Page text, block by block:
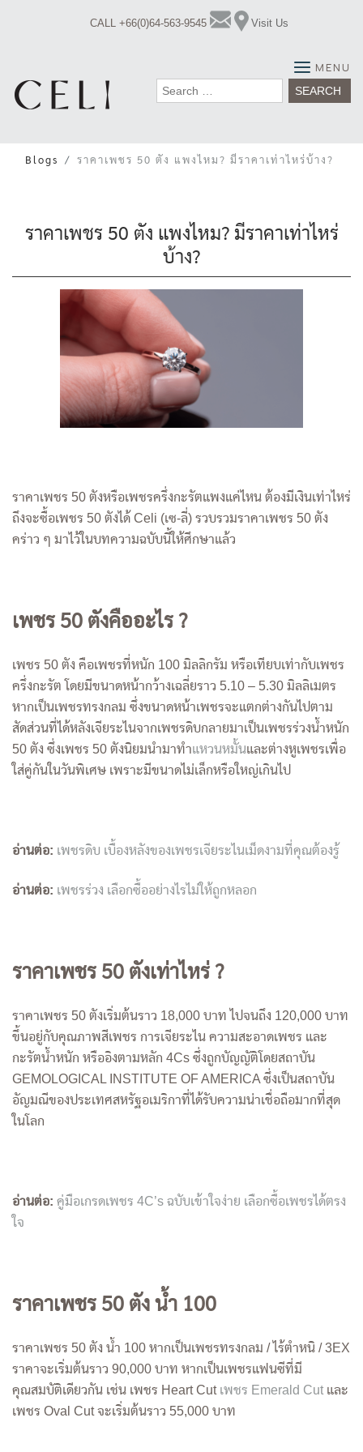
CALL +66(0)64-563-9545 Visit Us
Search
MENU
Blogs ราคาเพชร 50 ตัง แพงไหม? มีราคาเท่าไหร่บ้าง?
ราคาเพชร 50 ตัง แพงไหม? มีราคาเท่าไหร่
บ้าง?
ราคาเพชร 50 ตังหรือเพชรครึ่งกะรัตแพงแค่ไหน ต้องมีเงินเท่าไหร่
ถึงจะซื้อเพชร 50 ตังได้ Celi (เซ-ลี่) รวบรวมราคาเพชร 50 ตัง
คร่าว ๆ มาไว้ในบทความฉบับนี้ให้ศึกษาแล้ว
เพชร 50 ตังคืออะไร ?
เพชร 50 ตัง คือเพชรที่หนัก 100 มิลลิกรัม หรือเทียบเท่ากับเพชร
ครึ่งกะรัต โดยมีขนาดหน้ากว้างเฉลี่ยราว 5.10 – 5.30 มิลลิเมตร
หากเป็นเพชรทรงกลม ซึ่งขนาดหน้าเพชรจะแตกต่างกันไปตาม
สัดส่วนที่ได้หลังเจียระไนจากเพชรดิบกลายมาเป็นเพชรร่วงน้ำหนัก
50 ตัง ซึ่งเพชร 50 ตังนิยมนำมาทำแหวนหมั้นและต่างหูเพชรเพื่อ
ใส่คู่กันในวันพิเศษ เพราะมีขนาดไม่เล็กหรือใหญ่เกินไป
อ่านต่อ: เพชรดิบ เบื้องหลังของเพชรเจียระไนเม็ดงามที่คุณต้องรู้
อ่านต่อ: เพชรร่วง เลือกซื้ออย่างไรไม่ให้ถูกหลอก
ราคาเพชร 50 ตังเท่าไหร่ ?
ราคาเพชร 50 ตังเริ่มต้นราว 18,000 บาท ไปจนถึง 120,000 บาท
ขึ้นอยู่กับคุณภาพสีเพชร การเจียระไน ความสะอาดเพชร และ
กะรัตน้ำหนัก หรืออิงตามหลัก 4Cs ซึ่งถูกบัญญัติโดยสถาบัน
GEMOLOGICAL INSTITUTE OF AMERICA ซึ่งเป็นสถาบัน
อัญมณีของประเทศสหรัฐอเมริกาที่ได้รับความน่าเชื่อถือมากที่สุด
ในโลก
อ่านต่อ: คู่มือเกรดเพชร 4C’s ฉบับเข้าใจง่าย เลือกซื้อเพชรได้ตรง
ใจ
ราคาเพชร 50 ตัง น้ำ 100
ราคาเพชร 50 ตัง น้ำ 100 หากเป็นเพชรทรงกลม / ไร้ตำหนิ / 3EX
ราคาจะเริ่มต้นราว 90,000 บาท หากเป็นเพชรแฟนซีที่มี
คุณสมบัติเดียวกัน เช่น เพชร Heart Cut เพชร Emerald Cut และ
เพชร Oval Cut จะเริ่มต้นราว 55,000 บาท